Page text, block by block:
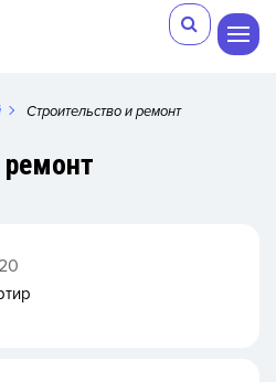
Строительство и ремонт
ремонт